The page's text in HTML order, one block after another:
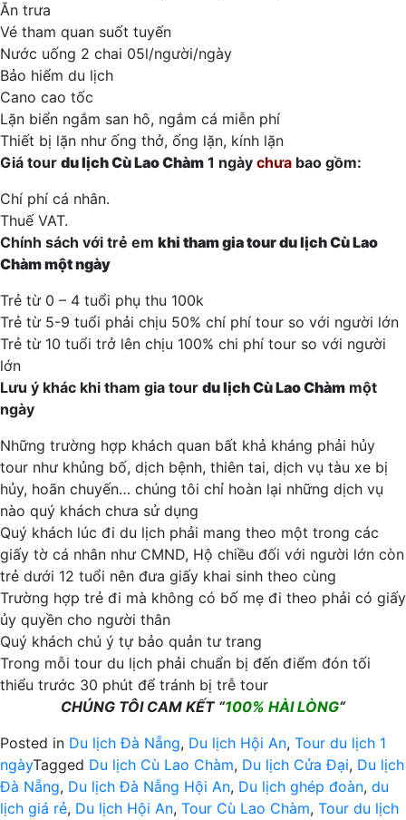
Ăn trưa
Vé tham quan suốt tuyến
Nước uống 2 chai 05l/người/ngày
Bảo hiểm du lịch
Cano cao tốc
Lặn biển ngắm san hô, ngắm cá miễn phí
Thiết bị lặn như ống thở, ống lặn, kính lặn
Giá tour du lịch Cù Lao Chàm 1 ngày chưa bao gồm:
Chí phí cá nhân.
Thuế VAT.
Chính sách với trẻ em khi tham gia tourdu lịch Cù Lao
Chàmmột ngày
Trẻ từ 0 – 4 tuổi phụ thu 100k
Trẻ từ 5-9 tuổi phải chịu 50% chí phí tour so với người lớn
Trẻ từ 10 tuổi trở lên chịu 100% chi phí tour so với người
lớn
Lưu ý khác khi tham gia tour du lịch Cù Lao Chàm một
ngày
Những trường hợp khách quan bất khả kháng phải hủy
tour như khủng bố, dịch bệnh, thiên tai, dịch vụ tàu xe bị
hủy, hoãn chuyến… chúng tôi chỉ hoàn lại những dịch vụ
nào quý khách chưa sử dụng
Quý khách lúc đi du lịch phải mang theo một trong các
giấy tờ cá nhân như CMND, Hộ chiều đối với người lớn còn
trẻ dưới 12 tuổi nên đưa giấy khai sinh theo cùng
Trường hợp trẻ đi mà không có bố mẹ đi theo phải có giấy
ủy quyền cho người thân
Quý khách chú ý tự bảo quản tư trang
Trong mỗi tour du lịch phải chuẩn bị đến điểm đón tối
thiểu trước 30 phút để tránh bị trễ tour
CHÚNG TÔI CAM KẾT “100% HÀI LÒNG“
Posted in Du lịch Đà Nẵng, Du lịch Hội An, Tour du lịch 1
ngàyTagged Du lịch Cù Lao Chàm, Du lịch Cửa Đại, Du lịch
Đà Nẵng, Du lịch Đà Nẵng Hội An, Du lịch ghép đoàn, du
lịch giá rẻ, Du lịch Hội An, Tour Cù Lao Chàm, Tour du lịch